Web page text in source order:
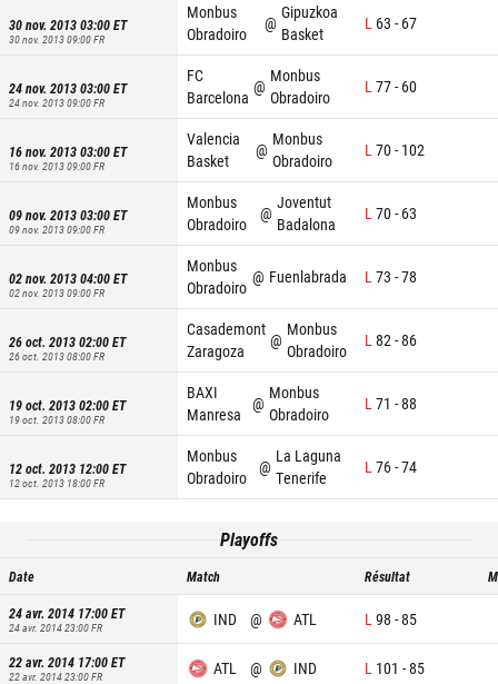
30 nov. 2013 03:00ET
30 nov. 2013 09:00FR
Monbus
Obradoiro
@
Gipuzkoa
Basket
L 63 - 67
24 nov. 2013 03:00ET
24 nov. 2013 09:00FR
FC
Barcelona
@
Monbus
Obradoiro
L77- 60
16 nov. 2013 03:00ET
16 nov. 2013 09:00FR
Valencia
Basket
@
Monbus
Obradoiro
L70- 102
09 nov. 2013 03:00ET
09 nov. 2013 09:00FR
Monbus
Obradoiro
@
Joventut
Badalona
L70- 63
02 nov. 2013 04:00ET
02 nov. 2013 09:00FR
Monbus
Obradoiro
@ Fuenlabrada L73 -78
26 oct. 2013 02:00ET
26 oct. 2013 08:00FR
Casademont
Zaragoza
@
Monbus
Obradoiro
L82-86
19 oct. 2013 02:00ET
19 oct. 2013 08:00FR
BAXI
Manresa
@
Monbus
Obradoiro
L71 -88
12 oct. 2013 12:00ET
12 oct. 2013 18:00FR
Monbus
Obradoiro
@
La Laguna
Tenerife
L76-74
Playoffs
Date Match Résultat
24 avr. 2014 17:00ET
24 avr. 2014 23:00FR IND @ ATL L 98 -85
22 avr. 2014 17:00ET
22 avr. 2014 23:00FR ATL @ IND L 101 -85